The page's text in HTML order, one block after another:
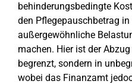
behinderungsbedingte
den Pflegepauschbetrag
außergewöhnliche
machen. Hier ist der
begrenzt, sondern in
wobei das Finanzamt